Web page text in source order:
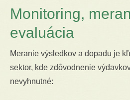
Monitoring,
evaluácia
Meranie výsledkov a dopadu je
sektor, kde zdôvodnenie
nevyhnutné: